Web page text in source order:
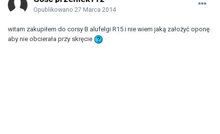
Opublikowano 27 Marca 2014
witam zakupiłem do corsy B alufelgi R15 i nie wiem jaką założyć oponę
aby nie obcierała przy skręcie